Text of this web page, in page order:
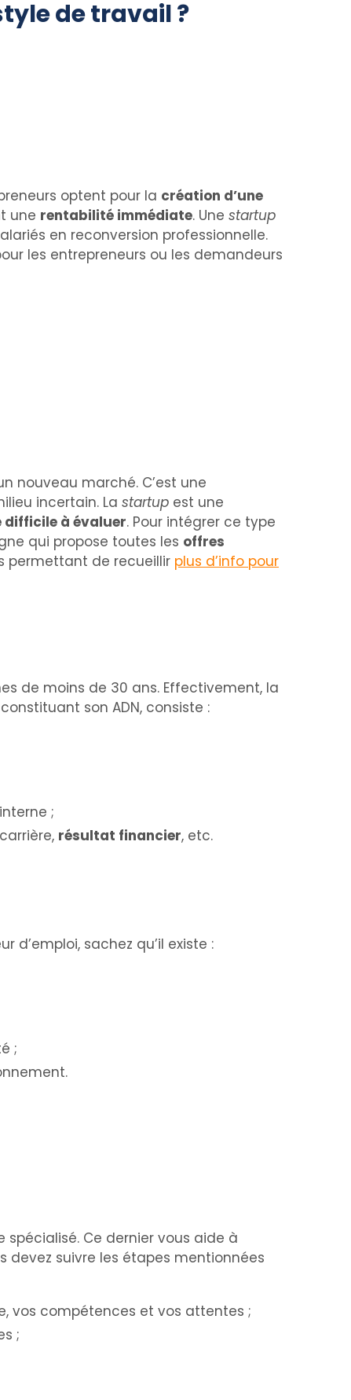
de travail ?
optent pour la création d’une
une rentabilité immédiate. Une startup
en reconversion professionnelle.
les entrepreneurs ou les demandeurs
nouveau marché. C’est une
incertain. La startup est une
difficile à évaluer. Pour intégrer ce type
qui propose toutes les offres
permettant de recueillir plus d’info pour
de moins de 30 ans. Effectivement, la
son ADN, consiste :
;
résultat financier, etc.
d’emploi, sachez qu’il existe :
;
Ce dernier vous aide à
devez suivre les étapes mentionnées
vos compétences et vos attentes ;
;